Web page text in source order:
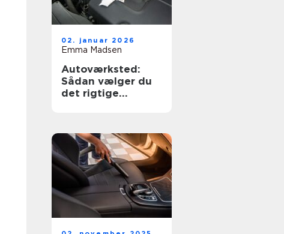
02. januar 2026
Emma Madsen
Autoværksted:
Sådan vælger du
det rigtige